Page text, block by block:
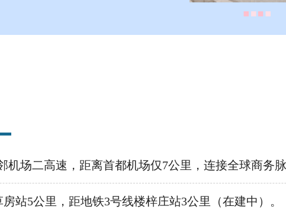
机场二高速，距离首都机场仅7公里，连接全球商务
站5公里，距地铁3号线楼梓庄站3公里（在建中）。